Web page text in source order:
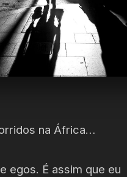
na África…
egos. É assim que eu